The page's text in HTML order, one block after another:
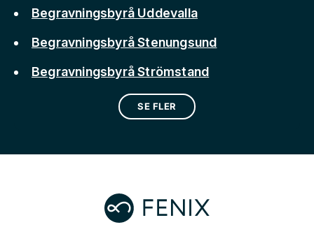
Begravningsbyrå Uddevalla
Begravningsbyrå Stenungsund
Begravningsbyrå Strömstand
SE FLER